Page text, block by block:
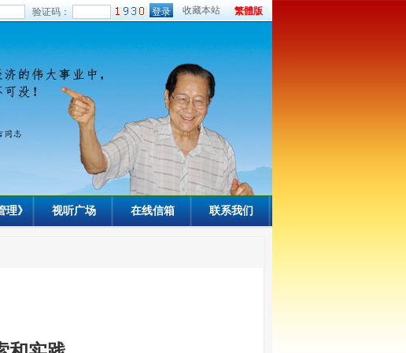
验证码： 收藏本站 繁體版
理》 视听广场 在线信箱 联系我们